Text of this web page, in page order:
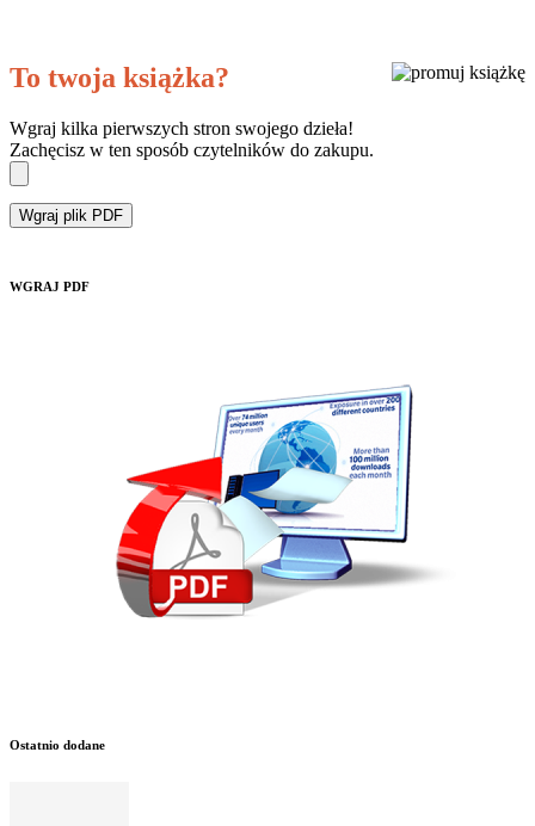
To twoja książka?
Wgraj kilka pierwszych stron swojego dzieła!
Zachęcisz w ten sposób czytelników do zakupu.
Wgraj plik PDF
WGRAJ PDF
Ostatnio dodane